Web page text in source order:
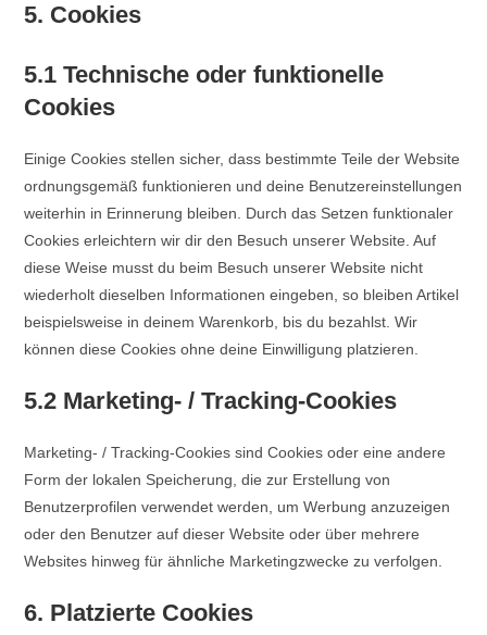
5. Cookies
5.1 Technische oder funktionelle
Cookies
Einige Cookies stellen sicher, dass bestimmte Teile der Website
ordnungsgemäß funktionieren und deine Benutzereinstellungen
weiterhin in Erinnerung bleiben. Durch das Setzen funktionaler
Cookies erleichtern wir dir den Besuch unserer Website. Auf
diese Weise musst du beim Besuch unserer Website nicht
wiederholt dieselben Informationen eingeben, so bleiben Artikel
beispielsweise in deinem Warenkorb, bis du bezahlst. Wir
können diese Cookies ohne deine Einwilligung platzieren.
5.2 Marketing- / Tracking-Cookies
Marketing- / Tracking-Cookies sind Cookies oder eine andere
Form der lokalen Speicherung, die zur Erstellung von
Benutzerprofilen verwendet werden, um Werbung anzuzeigen
oder den Benutzer auf dieser Website oder über mehrere
Websites hinweg für ähnliche Marketingzwecke zu verfolgen.
6. Platzierte Cookies